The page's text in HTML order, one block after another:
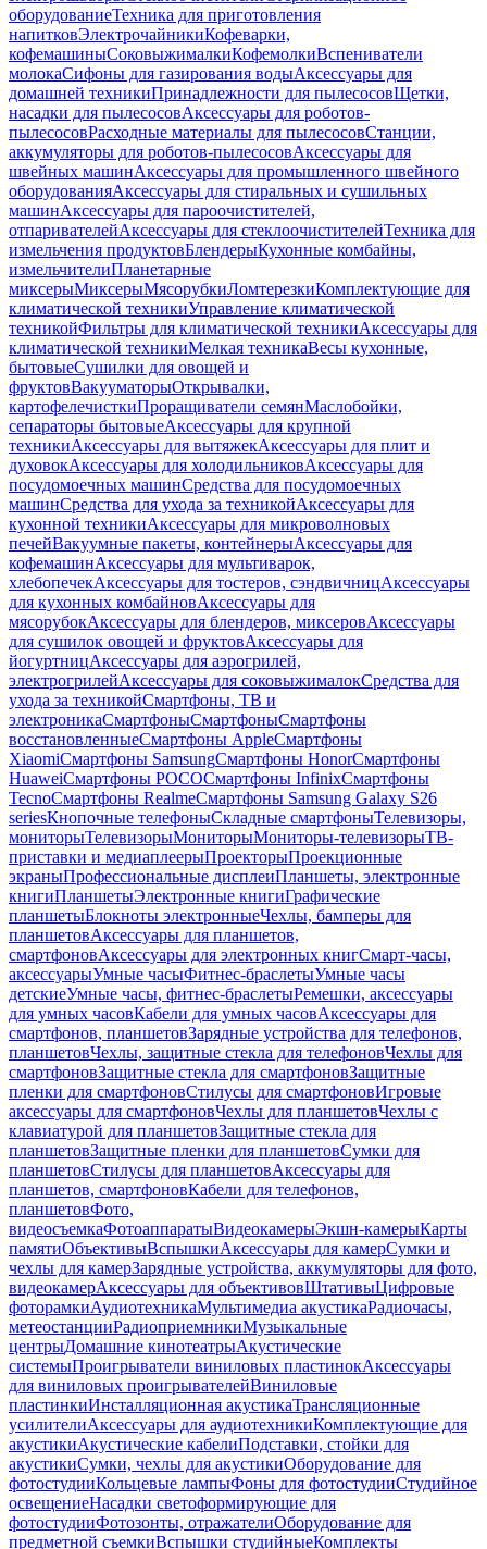
оборудованиеТехника для приготовления
напитковЭлектрочайникиКофеварки,
кофемашиныСоковыжималкиКофемолкиВспениватели
молокаСифоны для газирования водыАксессуары для
домашней техникиПринадлежности для пылесосовЩетки,
насадки для пылесосовАксессуары для роботов-
пылесосовРасходные материалы для пылесосовСтанции,
аккумуляторы для роботов-пылесосовАксессуары для
швейных машинАксессуары для промышленного швейного
оборудованияАксессуары для стиральных и сушильных
машинАксессуары для пароочистителей,
отпаривателейАксессуары для стеклоочистителейТехника для
измельчения продуктовБлендерыКухонные комбайны,
измельчителиПланетарные
миксерыМиксерыМясорубкиЛомтерезкиКомплектующие для
климатической техникиУправление климатической
техникойФильтры для климатической техникиАксессуары для
климатической техникиМелкая техникаВесы кухонные,
бытовыеСушилки для овощей и
фруктовВакууматорыОткрывалки,
картофелечисткиПроращиватели семянМаслобойки,
сепараторы бытовыеАксессуары для крупной
техникиАксессуары для вытяжекАксессуары для плит и
духовокАксессуары для холодильниковАксессуары для
посудомоечных машинСредства для посудомоечных
машинСредства для ухода за техникойАксессуары для
кухонной техникиАксессуары для микроволновых
печейВакуумные пакеты, контейнерыАксессуары для
кофемашинАксессуары для мультиварок,
хлебопечекАксессуары для тостеров, сэндвичницАксессуары
для кухонных комбайновАксессуары для
мясорубокАксессуары для блендеров, миксеровАксессуары
для сушилок овощей и фруктовАксессуары для
йогуртницАксессуары для аэрогрилей,
электрогрилейАксессуары для соковыжималокСредства для
ухода за техникойСмартфоны, ТВ и
электроникаСмартфоныСмартфоныСмартфоны
восстановленныеСмартфоны AppleСмартфоны
XiaomiСмартфоны SamsungСмартфоны HonorСмартфоны
HuaweiСмартфоны POCOСмартфоны InfinixСмартфоны
TecnoСмартфоны RealmeСмартфоны Samsung Galaxy S26
seriesКнопочные телефоныСкладные смартфоныТелевизоры,
мониторыТелевизорыМониторыМониторы-телевизорыТВ-
приставки и медиаплеерыПроекторыПроекционные
экраныПрофессиональные дисплеиПланшеты, электронные
книгиПланшетыЭлектронные книгиГрафические
планшетыБлокноты электронныеЧехлы, бамперы для
планшетовАксессуары для планшетов,
смартфоновАксессуары для электронных книгСмарт-часы,
аксессуарыУмные часыФитнес-браслетыУмные часы
детскиеУмные часы, фитнес-браслетыРемешки, аксессуары
для умных часовКабели для умных часовАксессуары для
смартфонов, планшетовЗарядные устройства для телефонов,
планшетовЧехлы, защитные стекла для телефоновЧехлы для
смартфоновЗащитные стекла для смартфоновЗащитные
пленки для смартфоновСтилусы для смартфоновИгровые
аксессуары для смартфоновЧехлы для планшетовЧехлы с
клавиатурой для планшетовЗащитные стекла для
планшетовЗащитные пленки для планшетовСумки для
планшетовСтилусы для планшетовАксессуары для
планшетов, смартфоновКабели для телефонов,
планшетовФото,
видеосъемкаФотоаппаратыВидеокамерыЭкшн-камерыКарты
памятиОбъективыВспышкиАксессуары для камерСумки и
чехлы для камерЗарядные устройства, аккумуляторы для фото,
видеокамерАксессуары для объективовШтативыЦифровые
фоторамкиАудиотехникаМультимедиа акустикаРадиочасы,
метеостанцииРадиоприемникиМузыкальные
центрыДомашние кинотеатрыАкустические
системыПроигрыватели виниловых пластинокАксессуары
для виниловых проигрывателейВиниловые
пластинкиИнсталляционная акустикаТрансляционные
усилителиАксессуары для аудиотехникиКомплектующие для
акустикиАкустические кабелиПодставки, стойки для
акустикиСумки, чехлы для акустикиОборудование для
фотостудииКольцевые лампыФоны для фотостудииСтудийное
освещениеНасадки светоформирующие для
фотостудииФотозонты, отражателиОборудование для
предметной съемкиВспышки студийныеКомплекты